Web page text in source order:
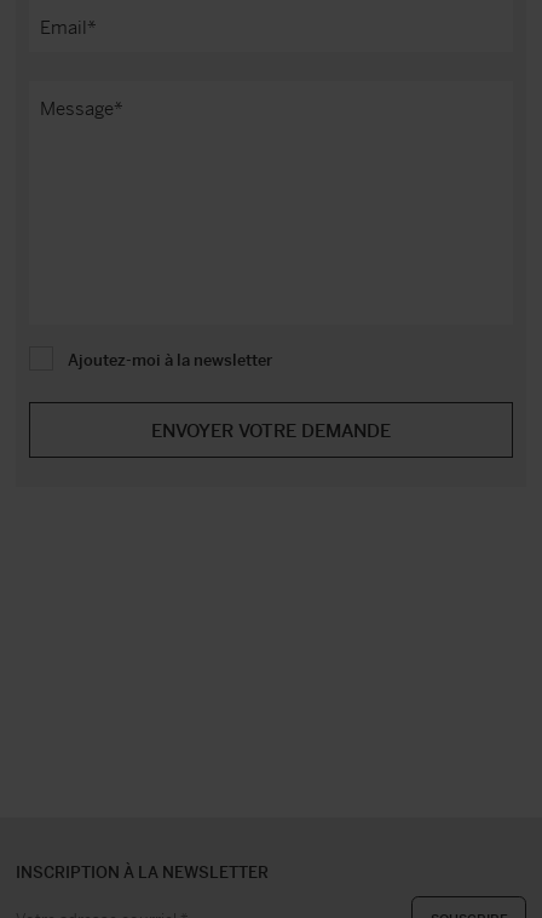
Ajoutez-moi à la newsletter
INSCRIPTION À LA NEWSLETTER